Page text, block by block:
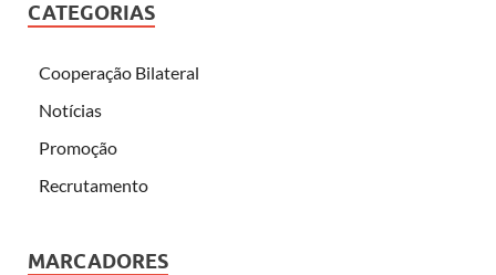
CATEGORIAS
Cooperação Bilateral
Notícias
Promoção
Recrutamento
MARCADORES